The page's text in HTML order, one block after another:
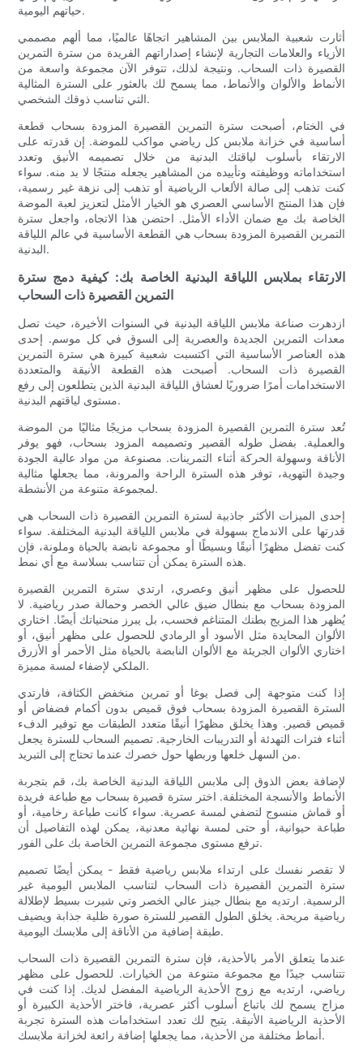
حياتهم اليومية.
أثارت شعبية الملابس بين المشاهير اتجاهًا عالميًا، مما ألهم مصممي
الأزياء والعلامات التجارية لإنشاء إصداراتهم الفريدة من سترة التمرين
القصيرة ذات السحاب. ونتيجة لذلك، تتوفر الآن مجموعة واسعة من
الأنماط والألوان والأنماط، مما يسمح لك بالعثور على السترة المثالية
التي تناسب ذوقك الشخصي.
في الختام، أصبحت سترة التمرين القصيرة المزودة بسحاب قطعة
أساسية في خزانة ملابس كل رياضي مواكب للموضة. إن قدرته على
الارتقاء بأسلوب لياقتك البدنية من خلال تصميمه الأنيق وتعدد
استخداماته ووظيفته وتأييده من المشاهير يجعله منتجًا لا بد منه. سواء
كنت تذهب إلى صالة الألعاب الرياضية أو تذهب إلى نزهة غير رسمية،
فإن هذا المنتج الأساسي العصري هو الخيار الأمثل لتعزيز لعبة الموضة
الخاصة بك مع ضمان الأداء الأمثل. احتضن هذا الاتجاه، واجعل سترة
التمرين القصيرة المزودة بسحاب هي القطعة الأساسية في عالم اللياقة
البدنية.
الارتقاء بملابس اللياقة البدنية الخاصة بك: كيفية دمج سترة
التمرين القصيرة ذات السحاب
ازدهرت صناعة ملابس اللياقة البدنية في السنوات الأخيرة، حيث تصل
معدات التمرين الجديدة والعصرية إلى السوق في كل موسم. إحدى
هذه العناصر الأساسية التي اكتسبت شعبية كبيرة هي سترة التمرين
القصيرة ذات السحاب. أصبحت هذه القطعة الأنيقة والمتعددة
الاستخدامات أمرًا ضروريًا لعشاق اللياقة البدنية الذين يتطلعون إلى رفع
مستوى لياقتهم البدنية.
تُعد سترة التمرين القصيرة المزودة بسحاب مزيجًا مثاليًا من الموضة
والعملية. بفضل طوله القصير وتصميمه المزود بسحاب، فهو يوفر
الأناقة وسهولة الحركة أثناء التمرينات. مصنوعة من مواد عالية الجودة
وجيدة التهوية، توفر هذه السترة الراحة والمرونة، مما يجعلها مثالية
لمجموعة متنوعة من الأنشطة.
إحدى الميزات الأكثر جاذبية لسترة التمرين القصيرة ذات السحاب هي
قدرتها على الاندماج بسهولة في ملابس اللياقة البدنية المختلفة. سواء
كنت تفضل مظهرًا أنيقًا وبسيطًا أو مجموعة نابضة بالحياة وملونة، فإن
هذه السترة يمكن أن تتناسب بسلاسة مع أي نمط.
للحصول على مظهر أنيق وعصري، ارتدي سترة التمرين القصيرة
المزودة بسحاب مع بنطال ضيق عالي الخصر وحمالة صدر رياضية. لا
يُظهر هذا المزيج بطنك المتناغم فحسب، بل يبرز منحنياتك أيضًا. اختاري
الألوان المحايدة مثل الأسود أو الرمادي للحصول على مظهر أنيق، أو
اختاري الألوان الجريئة مع الألوان النابضة بالحياة مثل الأحمر أو الأزرق
الملكي لإضفاء لمسة مميزة.
إذا كنت متوجهة إلى فصل يوغا أو تمرين منخفض الكثافة، فارتدي
السترة القصيرة المزودة بسحاب فوق قميص بدون أكمام فضفاض أو
قميص قصير. وهذا يخلق مظهرًا أنيقًا متعدد الطبقات مع توفير الدفء
أثناء فترات التهدئة أو التدريبات الخارجية. تصميم السحاب للسترة يجعل
من السهل خلعها وربطها حول خصرك عندما تحتاج إلى التبريد.
لإضافة بعض الذوق إلى ملابس اللياقة البدنية الخاصة بك، قم بتجربة
الأنماط والأنسجة المختلفة. اختر سترة قصيرة بسحاب مع طباعة فريدة
أو قماش منسوج لتضفي لمسة عصرية. سواء كانت طباعة رخامية، أو
طباعة حيوانية، أو حتى لمسة نهائية معدنية، يمكن لهذه التفاصيل أن
ترفع مستوى مجموعة التمرين الخاصة بك على الفور.
لا تقصر نفسك على ارتداء ملابس رياضية فقط - يمكن أيضًا تصميم
سترة التمرين القصيرة ذات السحاب لتناسب الملابس اليومية غير
الرسمية. ارتديه مع بنطال جينز عالي الخصر وتي شيرت بسيط لإطلالة
رياضية مريحة. يخلق الطول القصير للسترة صورة ظلية جذابة ويضيف
طبقة إضافية من الأناقة إلى ملابسك اليومية.
عندما يتعلق الأمر بالأحذية، فإن سترة التمرين القصيرة ذات السحاب
تتناسب جيدًا مع مجموعة متنوعة من الخيارات. للحصول على مظهر
رياضي، ارتديه مع زوج الأحذية الرياضية المفضل لديك. إذا كنت في
مزاج يسمح لك باتباع أسلوب أكثر عصرية، فاختر الأحذية الكبيرة أو
الأحذية الرياضية الأنيقة. يتيح لك تعدد استخدامات هذه السترة تجربة
أنماط مختلفة من الأحذية، مما يجعلها إضافة رائعة لخزانة ملابسك.